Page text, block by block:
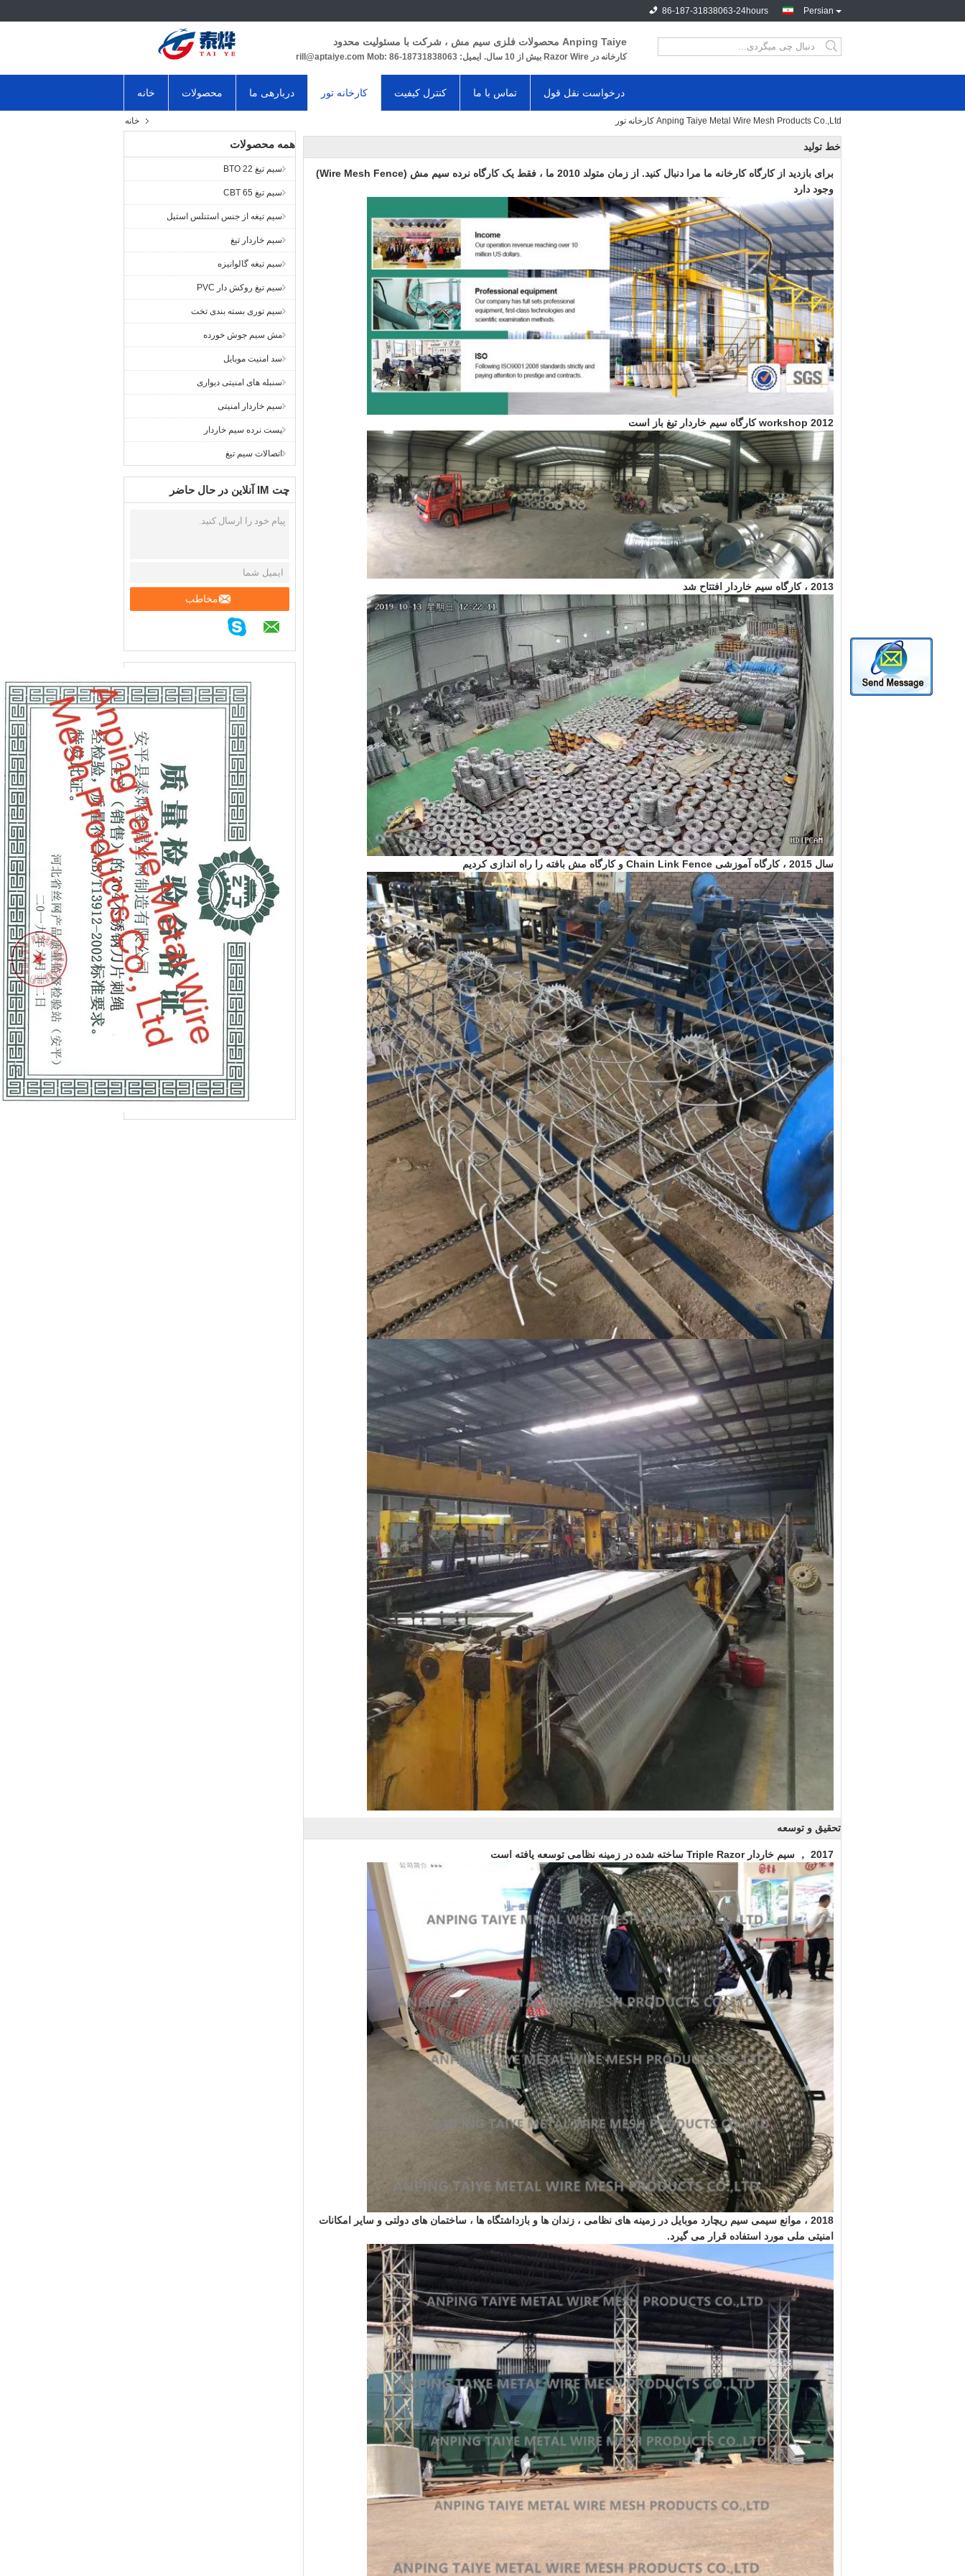
Persian
86-187-31838063-24hours
Anping Taiye محصولات فلزی سیم مش ، شرکت با مسئولیت محدود
کارخانه در Razor Wire بیش از 10 سال. ایمیل: rill@aptaiye.com Mob: 86-18731838063
خانه محصولات دربارهی ما کارخانه تور کنترل کیفیت تماس با ما درخواست نقل قول
خانه Anping Taiye Metal Wire Mesh Products Co.,Ltd کارخانه تور
همه محصولات
سیم تیغ BTO 22
سیم تیغ CBT 65
سیم تیغه از جنس استنلس استیل
سیم خاردار تیغ
سیم تیغه گالوانیزه
سیم تیغ روکش دار PVC
سیم توری بسته بندی تخت
مش سیم جوش خورده
سد امنیت موبایل
سنبله های امنیتی دیواری
سیم خاردار امنیتی
پست نرده سیم خاردار
اتصالات سیم تیغ
چت IM آنلاین در حال حاضر
مخاطب
خط تولید
برای بازدید از کارگاه کارخانه ما مرا دنبال کنید.
از زمان متولد 2010 ما ، فقط یک کارگاه نرده سیم مش (Wire Mesh Fence)
وجود دارد
2012
2013 ، کارگاه سیم خاردار افتتاح شد
سال 2015 ، کارگاه آموزشی Chain Link Fence و کارگاه مش بافته را راه اندازی کردیم
تحقیق و توسعه
2017 ， سیم خاردار Triple Razor ساخته شده در زمینه نظامی توسعه یافته است
2018 ، موانع سیمی سیم ریچارد موبایل در زمینه های نظامی ، زندان ها و بازداشتگاه ها ، ساختمان های دولتی و سایر امکانات
امنیتی ملی مورد استفاده قرار می گیرد.